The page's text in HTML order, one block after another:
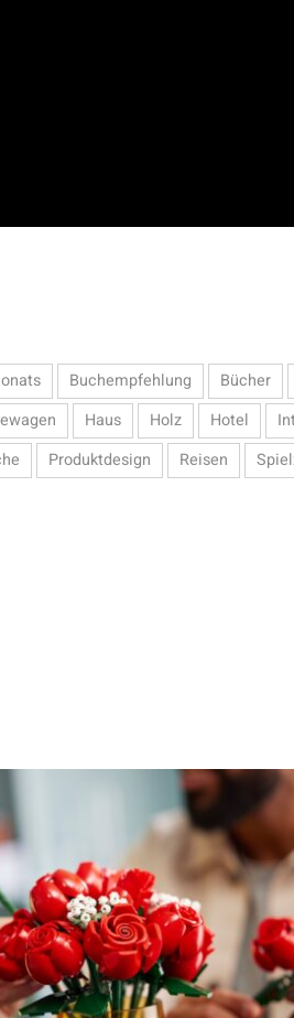
Buchempfehlung Bücher
Haus Holz Hotel
Produktdesign Reisen